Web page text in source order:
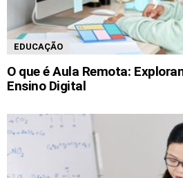
EDUCAÇÃO
O que é Aula Remota:
Ensino Digital